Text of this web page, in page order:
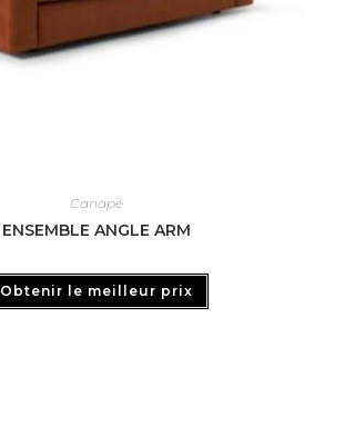
Canapé
ENSEMBLE ANGLE ARM
Obtenir le meilleur prix